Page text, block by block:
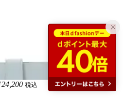
24,200 税込